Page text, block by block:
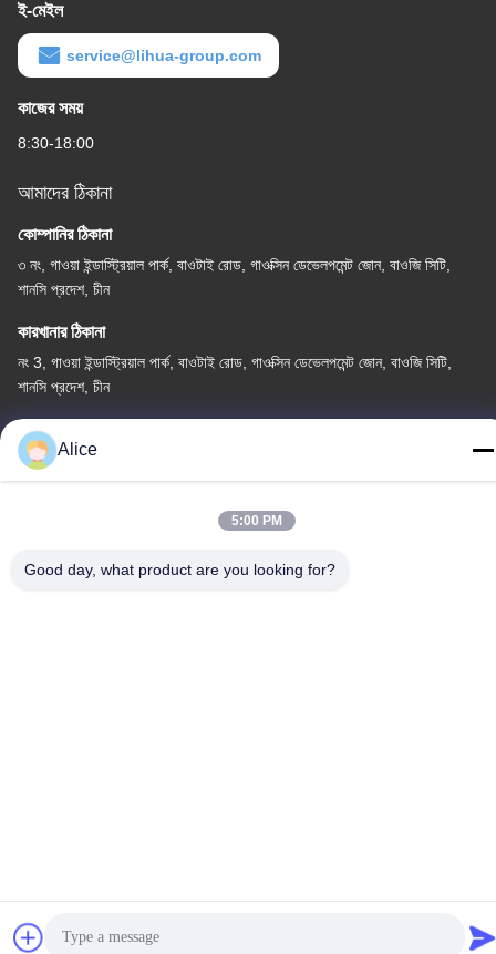
ই-মেইল
service@lihua-group.com
কাজের সময়
8:30-18:00
আমাদের ঠিকানা
কোম্পানির ঠিকানা
৩ নং, গাওয়া ইন্ডাস্ট্রিয়াল পার্ক, বাওটাই রোড, গাওক্সিন ডেভেলপমেন্ট জোন, বাওজি সিটি,
শানসি প্রদেশ, চীন
কারখানার ঠিকানা
নং 3, গাওয়া ইন্ডাস্ট্রিয়াল পার্ক, বাওটাই রোড, গাওক্সিন ডেভেলপমেন্ট জোন, বাওজি সিটি,
শানসি প্রদেশ, চীন
টেলিফোন
86-13325372991
Alice
5:00 PM
Good day, what product are you looking for?